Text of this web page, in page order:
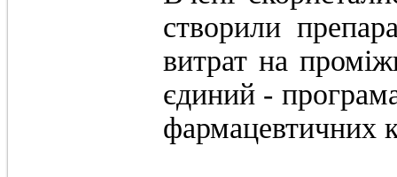
створили
витрат на
єдиний -
фармацевтичних